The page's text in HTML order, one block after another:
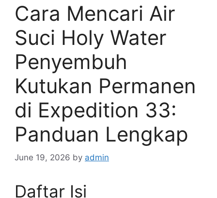
Cara Mencari Air
Suci Holy Water
Penyembuh
Kutukan Permanen
di Expedition 33:
Panduan Lengkap
June 19, 2026 by admin
Daftar Isi